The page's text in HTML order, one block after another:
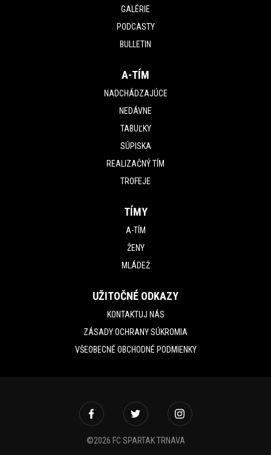
GALÉRIE
PODCASTY
BULLETIN
A-TÍM
NADCHÁDZAJÚCE
NEDÁVNE
TABUĽKY
SÚPISKA
REALIZAČNÝ TÍM
TROFEJE
TÍMY
A-TÍM
ŽENY
MLÁDEŽ
UŽITOČNÉ ODKAZY
KONTAKTUJ NÁS
ZÁSADY OCHRANY SÚKROMIA
VŠEOBECNÉ OBCHODNÉ PODMIENKY
©2026 FC SPARTAK TRNAVA